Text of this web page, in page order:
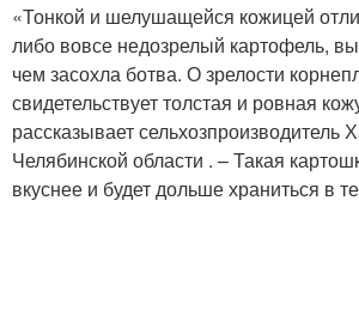
«Тонкой и шелушащейся кожицей
либо вовсе недозрелый картофель,
чем засохла ботва. О зрелости
свидетельствует толстая и ровная
рассказывает сельхозпроизводитель
Челябинской области . – Такая
вкуснее и будет дольше храниться в